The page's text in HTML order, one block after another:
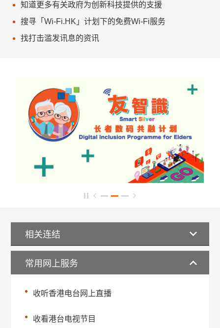
知道更多有关政府为创新科技提供的支援
搜寻「Wi-Fi.HK」计划下的免费Wi-Fi服务
找打击滥发讯息的资讯
相关连结
常用网上服务
收听香港电台网上直播
收看港台电视节目